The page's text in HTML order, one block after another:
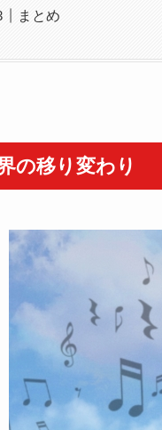
まとめ
の移り変わり